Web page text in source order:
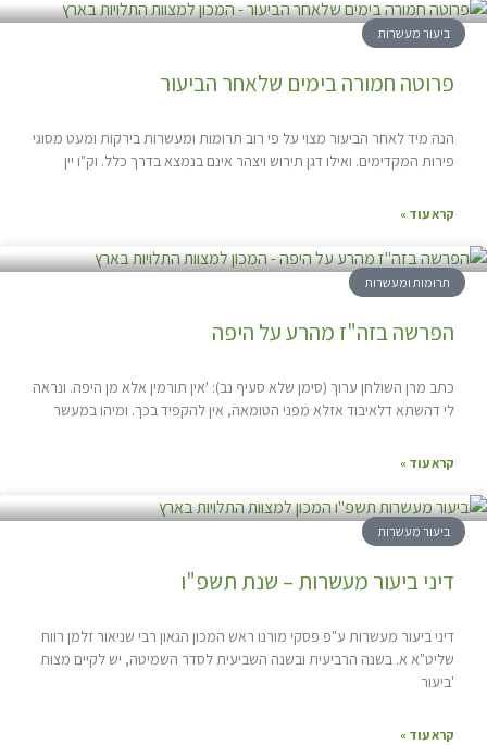
ביעור מעשרות
פרוטה חמורה בימים שלאחר הביעור
הנה מיד לאחר הביעור מצוי על פי רוב תרומות ומעשרות בירקות ומעט מסוגי
פירות המקדימים. ואילו דגן תירוש ויצהר אינם בנמצא בדרך כלל. וק"ו יין
קרא עוד »
תרומות ומעשרות
הפרשה בזה"ז מהרע על היפה
כתב מרן השולחן ערוך (סימן שלא סעיף נב): 'אין תורמין אלא מן היפה. ונראה
לי דהשתא דלאיבוד אזלא מפני הטומאה, אין להקפיד בכך. ומיהו במעשר
קרא עוד »
ביעור מעשרות
דיני ביעור מעשרות – שנת תשפ"ו
דיני ביעור מעשרות ע"פ פסקי מורנו ראש המכון הגאון רבי שניאור זלמן רווח
שליט"א א. בשנה הרביעית ובשנה השביעית לסדר השמיטה, יש לקיים מצות
'ביעור
קרא עוד »